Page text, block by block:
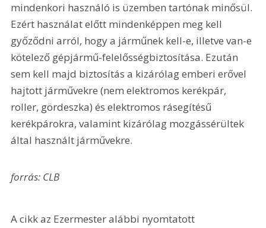
mindenkori használó is üzemben tartónak minősül.
Ezért használat előtt mindenképpen meg kell
győződni arról, hogy a járműnek kell-e, illetve van-e
kötelező gépjármű-felelősségbiztosítása. Ezután
sem kell majd biztosítás a kizárólag emberi erővel
hajtott járművekre (nem elektromos kerékpár,
roller, gördeszka) és elektromos rásegítésű
kerékpárokra, valamint kizárólag mozgássérültek
által használt járművekre.
forrás: CLB
A cikk az Ezermester alábbi nyomtatott